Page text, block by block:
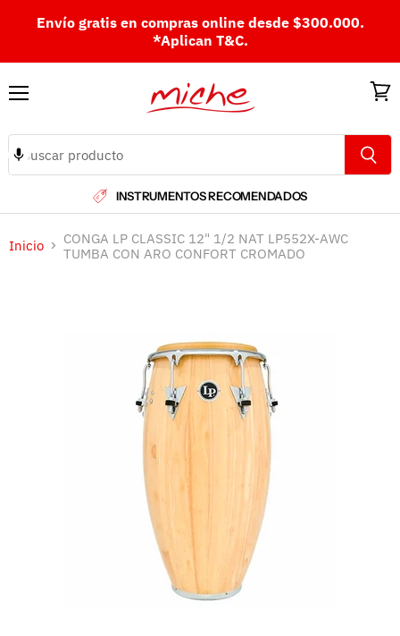
Envío gratis en compras online desde $300.000.
*Aplican T&C.
INSTRUMENTOS RECOMENDADOS
Inicio
CONGA LP CLASSIC 12" 1/2 NAT LP552X-AWC
TUMBA CON ARO CONFORT CROMADO